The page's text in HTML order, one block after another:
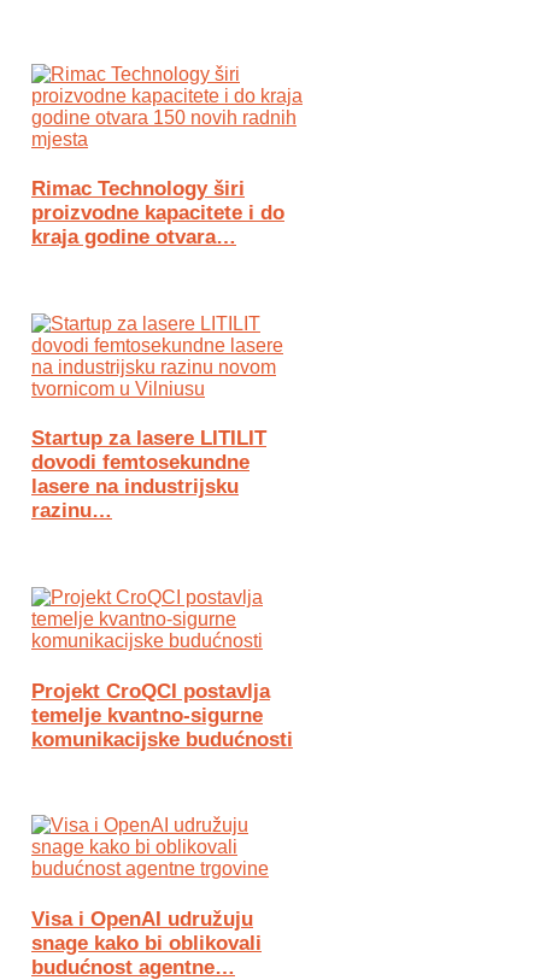
Rimac Technology širi
proizvodne kapacitete i do
kraja godine otvara…
Startup za lasere LITILIT
dovodi femtosekundne
lasere na industrijsku
razinu…
Projekt CroQCI postavlja
temelje kvantno-sigurne
komunikacijske budućnosti
Visa i OpenAI udružuju
snage kako bi oblikovali
budućnost agentne…